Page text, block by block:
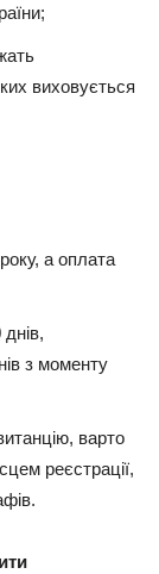
виховується
а оплата
з моменту
варто
реєстрації,